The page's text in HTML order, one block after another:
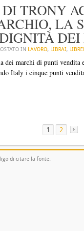
TRONY
LA
IN LAVORO, LIBRAI,
dei marchi di punti
Italy i cinque punti
1 2
di citare la fonte.